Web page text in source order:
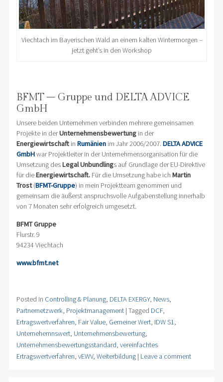
Viechtach im Bayerischen Wald an einem kalten Wintermorgen –
jetzt geht’s in den Workshop
BFMT – Gruppe und DELTA ADVICE
GmbH
Unsere beiden Unternehmen verbinden mehrere gemeinsamen
Projekte in derUnternehmensbewertungin der
Energiewirtschaftin Rumänien im Jahr 2006/2007. DELTA ADVICE
GmbHwar Projektleiter in der Unternehmensorganisation für die
Umsetzung desLegal Unbundlings auf Grundlage der EU-Direktive
für dieEnergiewirtschaft.Für die Umsetzung habe ich Martin
Trost(BFMT-Gruppe) in mein Projektteam genommen und
gemeinsam die äußerst anspruchsvolle Aufgabenstellung innerhalb
von 7 Monaten sehr erfolgreich umgesetzt.
BFMT Gruppe
Flurstr. 9
94234 Viechtach
www.bfmt.net
Posted in Controlling & Planung, DELTA EXERGY, News,
Partnernetzwerk, Projektmanagement | Tagged DCF,
Ertragswertverfahren, Fair Value, Gemeiner Wert, IDW S1,
Unternehemnswert, Unternehmensbewertung,
Unternehmensbewertungsstandard, vereinfachtes
Ertragswertverfahren, vEWV, Weiterbildung | Leave a comment